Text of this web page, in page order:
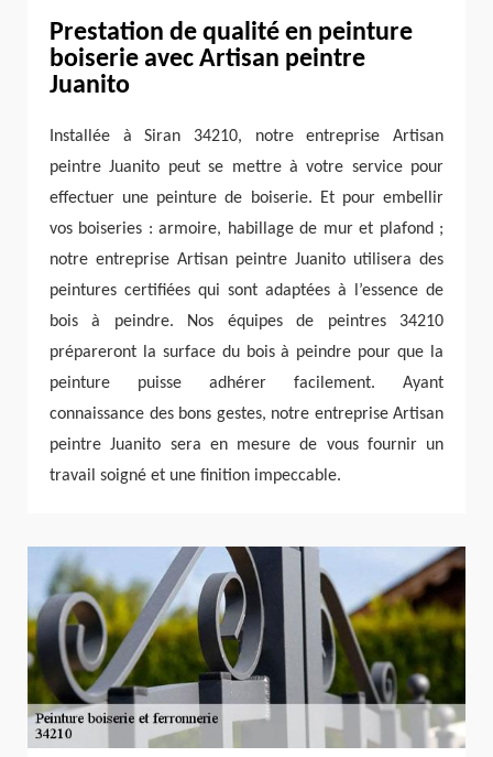
Prestation de qualité en peinture
boiserie avec Artisan peintre
Juanito
Installée à Siran 34210, notre entreprise Artisan
peintre Juanito peut se mettre à votre service pour
effectuer une peinture de boiserie. Et pour embellir
vos boiseries : armoire, habillage de mur et plafond ;
notre entreprise Artisan peintre Juanito utilisera des
peintures certifiées qui sont adaptées à l’essence de
bois à peindre. Nos équipes de peintres 34210
prépareront la surface du bois à peindre pour que la
peinture puisse adhérer facilement. Ayant
connaissance des bons gestes, notre entreprise Artisan
peintre Juanito sera en mesure de vous fournir un
travail soigné et une finition impeccable.